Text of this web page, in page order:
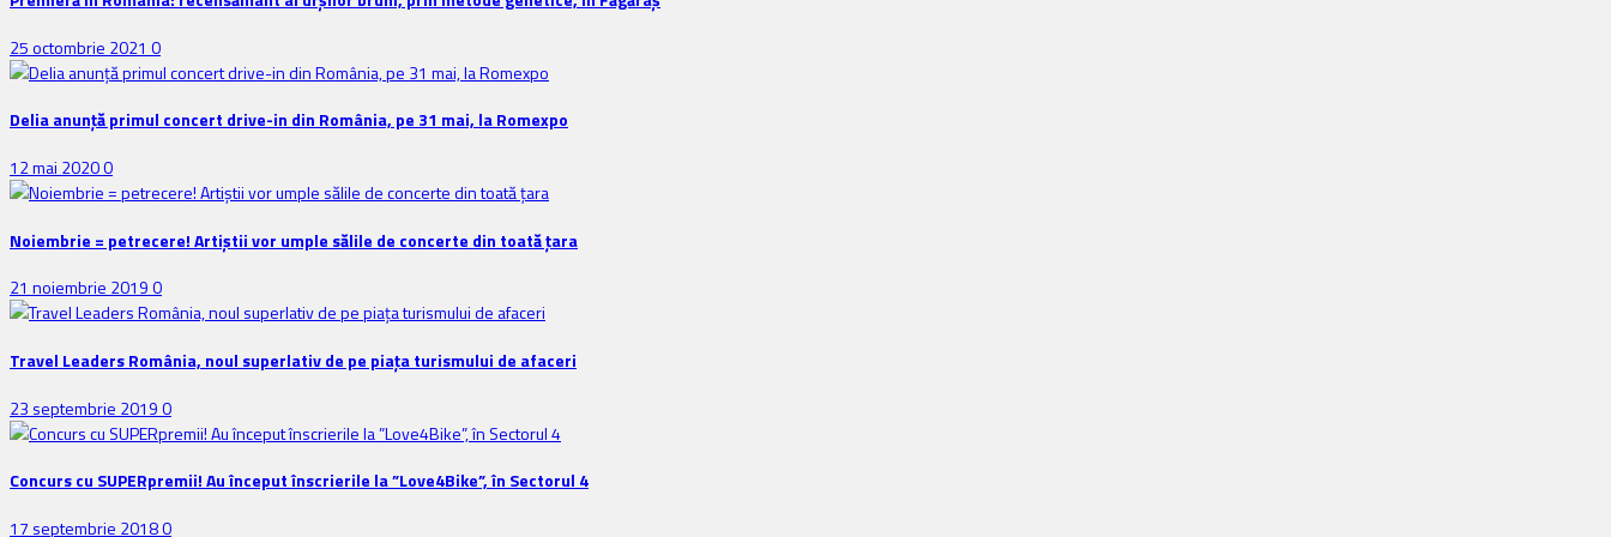
25 octombrie 2021 0
Delia anunţă primul concert drive-in din România, pe 31 mai, la Romexpo
12 mai 20200
Noiembrie = petrecere! Artiștii vor umple sălile de concerte din toată țara
21 noiembrie 20190
Travel Leaders România, noul superlativ de pe piața turismului de afaceri
23 septembrie 20190
Concurs cu SUPERpremii! Au început înscrierile la ”Love4Bike”, în Sectorul 4
17 septembrie 20180